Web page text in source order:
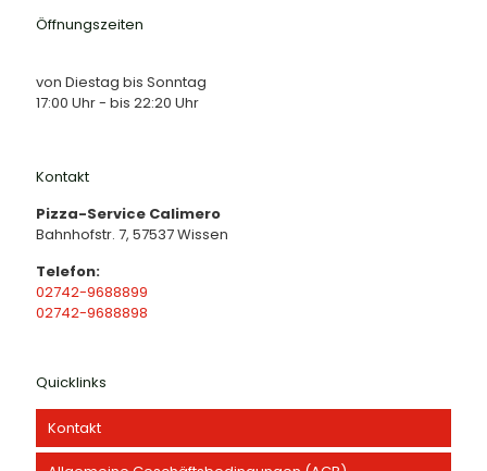
Öffnungszeiten
von Diestag bis Sonntag
17:00 Uhr - bis 22:20 Uhr
Kontakt
Pizza-Service Calimero
Bahnhofstr. 7, 57537 Wissen
Telefon:
02742-9688899
02742-9688898
Quicklinks
Kontakt